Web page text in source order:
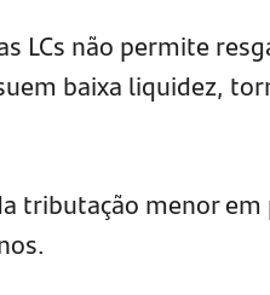
LCs não permite
baixa liquidez,
tributação menor